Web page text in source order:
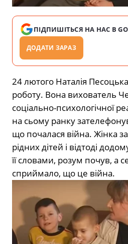
ПІДПИШІТЬСЯ НА НАС В
ДОДАТИ ЗАРАЗ
24 лютого Наталія
роботу. Вона вихователь
соціально-психологічної
на сьому ранку
що почалася війна. Жінка
рідних дітей і відтоді
її словами, розум почув, а
сприймало, що це війна.